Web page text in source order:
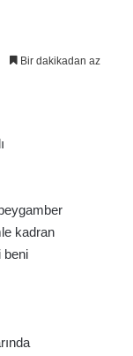
Bir dakikadan az
kadran
beni